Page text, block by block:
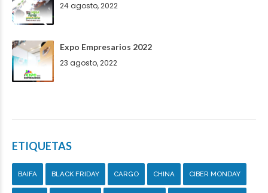
24 agosto, 2022
Expo Empresarios 2022
23 agosto, 2022
ETIQUETAS
BAIFA BLACK FRIDAY CARGO CHINA CIBER MONDAY